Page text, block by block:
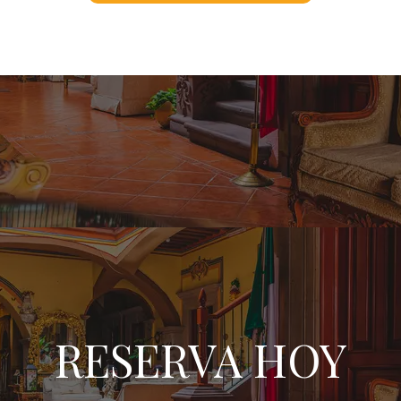
RESERVA HOY